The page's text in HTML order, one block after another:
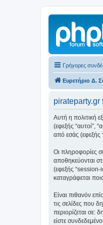
Γρήγορες
Ευρετήριο Δ.
pirateparty.gr
Αυτή η πολιτική
(εφεξής “αυτοί”,
από εσάς (εφεξής
Οι πληροφορίες
αποθηκεύονται
(εφεξής “session-
καταγράφεται
Είναι πιθανόν
τις σελίδες που
περιορίζεται σε:
είστε